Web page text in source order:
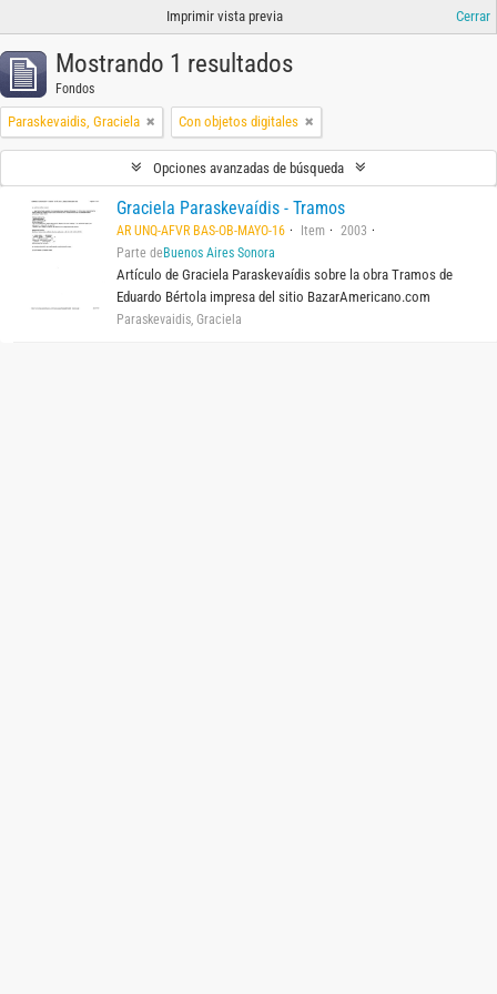
Imprimir vista previa Cerrar
Mostrando 1 resultados
Fondos
Paraskevaidis, Graciela Con objetos digitales
Opciones avanzadas de búsqueda
Graciela Paraskevaídis - Tramos
AR UNQ-AFVR BAS-OB-MAYO-16 Item
2003
Parte de Buenos Aires Sonora
Artículo de Graciela Paraskevaídis sobre la obra Tramos de
Eduardo Bértola impresa del sitio BazarAmericano.com
Paraskevaidis, Graciela